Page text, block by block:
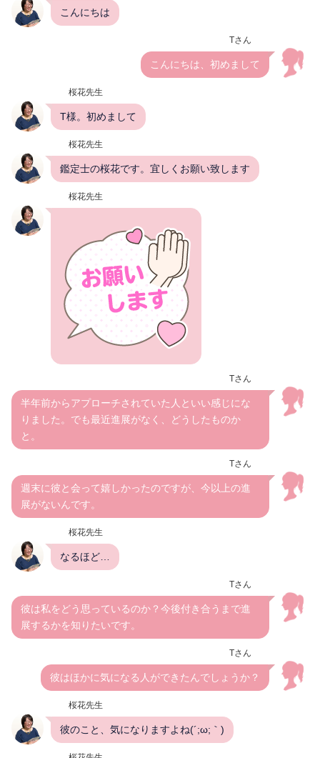
こんにちは
Tさん
こんにちは、初めまして
桜花先生
T様。初めまして
桜花先生
鑑定士の桜花です。宜しくお願い致します
桜花先生
Tさん
半年前からアプローチされていた人といい感じにな
りました。でも最近進展がなく、どうしたものか
と。
Tさん
週末に彼と会って嬉しかったのですが、今以上の進
展がないんです。
桜花先生
なるほど…
Tさん
彼は私をどう思っているのか？今後付き合うまで進
展するかを知りたいです。
Tさん
彼はほかに気になる人ができたんでしょうか？
桜花先生
彼のこと、気になりますよね(´;ω;｀)